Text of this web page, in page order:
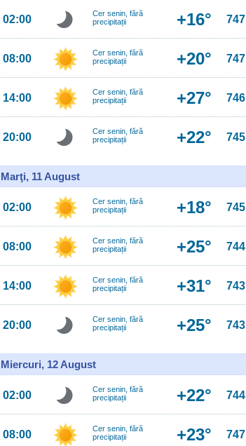
02:00
Cer senin, fără
precipitații
+16° 747
08:00
Cer senin, fără
precipitații
+20° 747
14:00
Cer senin, fără
precipitații
+27° 746
20:00
Cer senin, fără
precipitații
+22° 745
Marţi, 11 August
02:00
Cer senin, fără
precipitații
+18° 745
08:00
Cer senin, fără
precipitații
+25° 744
14:00
Cer senin, fără
precipitații
+31° 743
20:00
Cer senin, fără
precipitații
+25° 743
Miercuri, 12 August
02:00
Cer senin, fără
precipitații
+22° 744
08:00
Cer senin, fără
precipitații
+23° 747